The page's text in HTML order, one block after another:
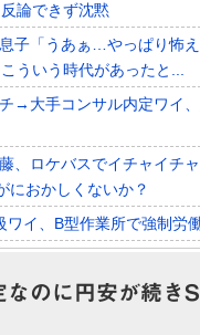
ク予選の記録削除を要...
接待を報道！」→「信頼...
論できず沈黙
子「うあぁ…やっぱり怖
ういう時代があったと...
チ→大手コンサル内定ワイ
、ロケバスでイチャイチ
におかしくないか？
ワイ、B型作業所で強制労
なのに円安が続き